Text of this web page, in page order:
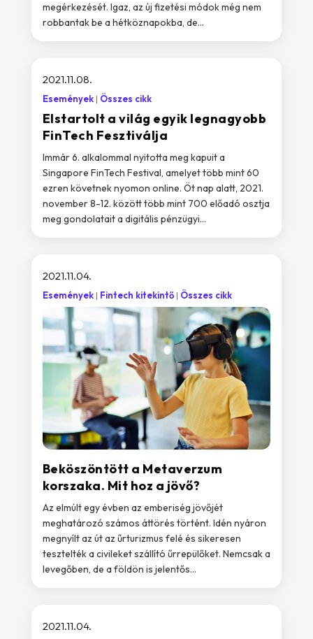
megérkezését. Igaz, az új fizetési módok még nem
robbantak be a hétköznapokba, de...
Elstartolt a világ egyik legnagyobb
FinTech Fesztiválja
2021.11.08.
Események Összes cikk
Immár 6. alkalommal nyitotta meg kapuit a
Singapore FinTech Festival, amelyet több mint 60
ezren követnek nyomon online. Öt nap alatt, 2021.
november 8-12. között több mint 700 előadó osztja
meg gondolatait a digitális pénzügyi...
Beköszöntött a Metaverzum
korszaka. Mit hoz a jövő?
2021.11.04.
Események Fintech kitekintő Összes cikk
Az elmúlt egy évben az emberiség jövőjét
meghatározó számos áttörés történt. Idén nyáron
megnyílt az út az űrturizmus felé és sikeresen
tesztelték a civileket szállító űrrepülőket. Nemcsak a
levegőben, de a földön is jelentős...
2021.11.04.